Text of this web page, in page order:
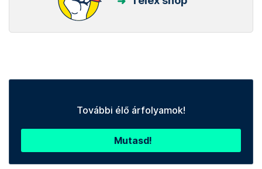
További élő árfolyamok!
Mutasd!